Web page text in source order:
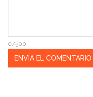
0/500